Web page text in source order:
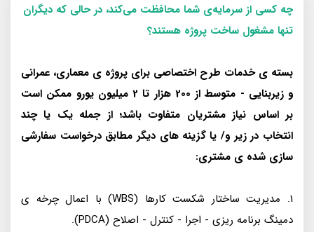
چه کسی از سرمایه‌ی شما محافظت می‌کند، در حالی که دیگران
تنها مشغول ساخت پروژه هستند؟
بسته ی خدمات طرح اختصاصی برای پروژه ی معماری، عمرانی
و زیربنایی - متوسط از 200 هزار تا 2 میلیون یورو ممکن است
بر اساس نیاز مشتریان متفاوت باشد؛ از جمله یک یا چند
انتخاب در زیر و/ یا گزینه های دیگر مطابق درخواست سفارشی
سازی شده ی مشتری:
1. مدیریت ساختار شکست کارها (WBS) با اعمال چرخه ی
دمینگ برنامه ریزی - اجرا - کنترل - اصلاح (PDCA).